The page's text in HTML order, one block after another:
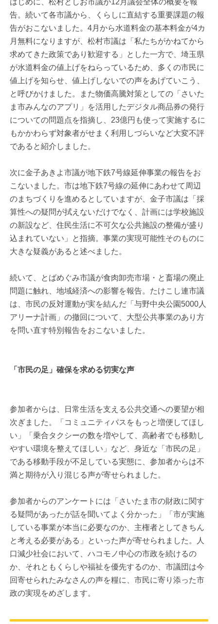
はじめに、松村としお市議が12月議会全体の概要を報
告。続いて各市議から、くらしに直結する重要課題の報
告がおこないました。4月から水道料金の基本料金が4カ
月無料になりますが、松村市議は「私たちがかねてから
求めてきた政策であり歓迎する」とした一方で、埼玉県
が水道料金の値上げをねらっているため、多くの市民に
値上げを知らせ、値上げしないでの声をあげていこう、
と呼びかけました。また物価高騰対策としての「さいた
ま市みんなのアプリ」を活用したデジタル商品券の発行
についての問題点を指摘し、23億円も使って実施するに
もかかわらず対象者がせまく利用しづらいなど大変不評
であると紹介しました。
次に金子あきよ市議が地下鉄7号線延伸事業の報告をお
こないました。市は地下鉄7号線の延伸にあわせて周辺
のまちづくりを進めるとしていますが、金子市議は「採
算性への疑問が拭えないだけでなく、計画には学校施設
の新設など、住民生活に不可欠な公共施設の整備が盛り
込まれていない」と指摘。事業の実現可能性そのものに
大きな疑義があると述べました。
続いて、とばめぐみ市議が食肉卸売市場・と畜場の廃止
問題に触れ、地域経済への影響を報告。たけこし連市議
は、市民の反対運動が実を結んだ「与野中央公園5000人
アリーナ計画」の撤回について、大型公共事業のあり方
を問い直す特別報告をおこないました。
「市民の足」確保を求める切実な声
参加者からは、日常生活を支える公共交通への要望が相
次ぎました。「コミュニティバスをもっと増便してほし
い」「乗合タクシーの数を増やして、高齢者でも移動し
やすい環境を整えてほしい」など、身近な「市民の足」
である移動手段が不足している実態に、参加者からは不
満と期待が入り混じる声が寄せられました。
参加者からのアンケートには「さいたま市の財政に関す
る疑問があったが話を聞いてよく分かった」「市が実施
している事業が本当に必要なのか、主権者としてきちん
と考える必要がある」といった声が寄せられました。人
口減少社会において、ハコモノ中心の市政を続けるの
か、それともくらしや福祉を優先するのか、市議団は今
回寄せられたみなさんの声を糧に、市民に寄り添った市
政の実現をめざします。